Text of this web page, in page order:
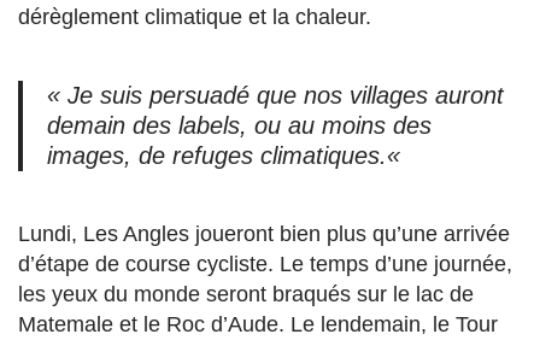
dérèglement climatique et la chaleur.
« Je suis persuadé que nos villages auront
demain des labels, ou au moins des
images, de refuges climatiques.«
Lundi, Les Angles joueront bien plus qu’une arrivée
d’étape de course cycliste. Le temps d’une journée,
les yeux du monde seront braqués sur le lac de
Matemale et le Roc d’Aude. Le lendemain, le Tour